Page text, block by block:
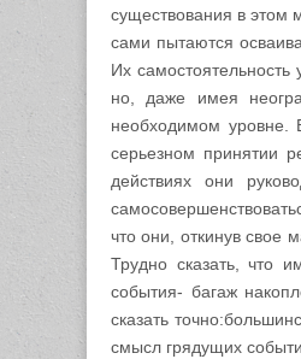
существования в этом
сами пытаются
Их
но, даже имея
необходимом уровне.
серьезном принятии
действиях они
что они, откинув свое
Трудно сказать, что
события- багаж
сказать
смысл грядущих